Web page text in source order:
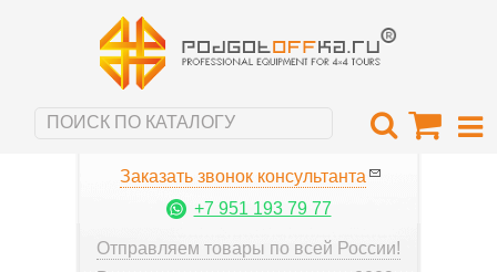
Заказать звонок консультанта
+7 951 193 79 77
Отправляем товары по всей России!